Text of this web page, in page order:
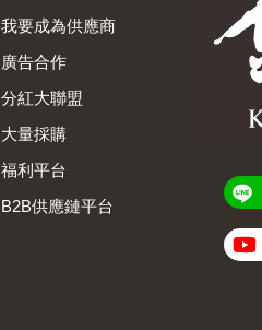
我要成為供應商
廣告合作
分紅大聯盟
大量採購
福利平台
B2B供應鏈平台